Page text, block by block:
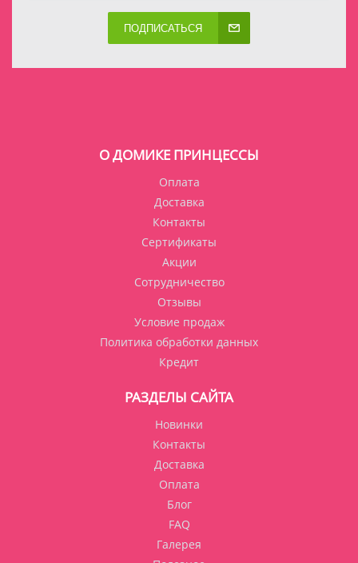
ПОДПИСАТЬСЯ
О ДОМИКЕ ПРИНЦЕССЫ
Оплата
Доставка
Контакты
Сертификаты
Акции
Сотрудничество
Отзывы
Условие продаж
Политика обработки данных
Кредит
РАЗДЕЛЫ САЙТА
Новинки
Контакты
Доставка
Оплата
Блог
FAQ
Галерея